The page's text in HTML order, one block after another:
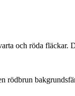
och röda fläckar.